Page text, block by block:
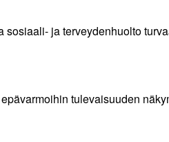
ja terveydenhuolto
tulevaisuuden